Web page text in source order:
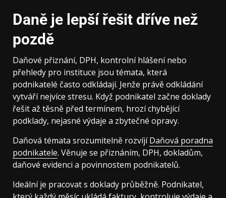
Daně je lepší řešit dříve než
pozdě
Daňové přiznání, DPH, kontrolní hlášení nebo
přehledy pro instituce jsou témata, která
podnikatelé často odkládají. Jenže právě odkládání
vytváří nejvíce stresu. Když podnikatel začne doklady
řešit až těsně před termínem, hrozí chybějící
podklady, nejasné výdaje a zbytečné opravy.
Daňová témata srozumitelně rozvíjíDaňová poradna
podnikatele. Věnuje se přiznáním, DPH, dokladům,
daňové evidenci a povinnostem podnikatelů.
Ideální je pracovat s doklady průběžně. Podnikatel,